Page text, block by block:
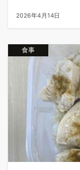
2026年4月14日
食事